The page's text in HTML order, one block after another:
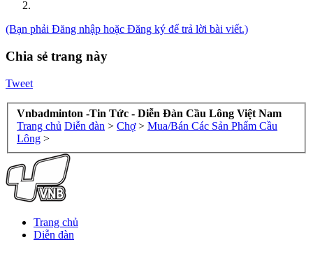
(Bạn phải Đăng nhập hoặc Đăng ký để trả lời bài viết.)
Chia sẻ trang này
Tweet
Vnbadminton -Tin Tức - Diễn Đàn Cầu Lông Việt Nam
Trang chủ Diễn đàn > Chợ > Mua/Bán Các Sản Phẩm Cầu
Lông >
Trang chủ
Diễn đàn